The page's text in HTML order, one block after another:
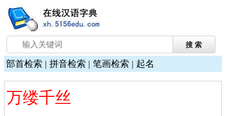
部首检索 | 拼音检索 | 笔画检索 | 起名
万缕千丝